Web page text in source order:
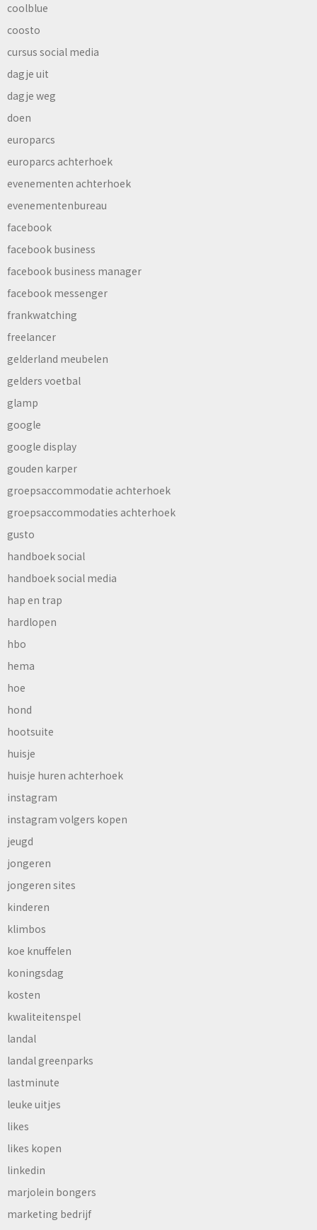
coolblue
coosto
cursus social media
dagje uit
dagje weg
doen
europarcs
europarcs achterhoek
evenementen achterhoek
evenementenbureau
facebook
facebook business
facebook business manager
facebook messenger
frankwatching
freelancer
gelderland meubelen
gelders voetbal
glamp
google
google display
gouden karper
groepsaccommodatie achterhoek
groepsaccommodaties achterhoek
gusto
handboek social
handboek social media
hap en trap
hardlopen
hbo
hema
hoe
hond
hootsuite
huisje
huisje huren achterhoek
instagram
instagram volgers kopen
jeugd
jongeren
jongeren sites
kinderen
klimbos
koe knuffelen
koningsdag
kosten
kwaliteitenspel
landal
landal greenparks
lastminute
leuke uitjes
likes
likes kopen
linkedin
marjolein bongers
marketing bedrijf